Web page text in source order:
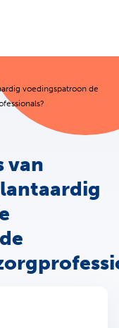
voedingspatroon de
van